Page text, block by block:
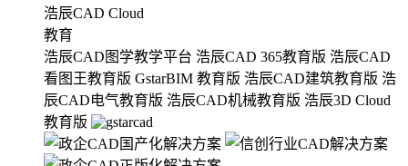
浩辰CAD Cloud
教育
浩辰CAD图学教学平台 浩辰CAD 365教育版 浩辰CAD
看图王教育版 GstarBIM 教育版 浩辰CAD建筑教育版 浩
辰CAD电气教育版 浩辰CAD机械教育版 浩辰3D Cloud
教育版